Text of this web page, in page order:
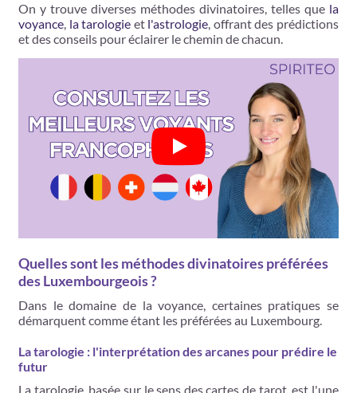
On y trouve diverses méthodes divinatoires, telles que la
voyance, la tarologie et l'astrologie, offrant des prédictions
et des conseils pour éclairer le chemin de chacun.
Quelles sont les méthodes divinatoires préférées
des Luxembourgeois ?
Dans le domaine de la voyance, certaines pratiques se
démarquent comme étant les préférées au Luxembourg.
La tarologie : l'interprétation des arcanes pour prédire le
futur
La tarologie, basée sur le sens des cartes de tarot, est l'une